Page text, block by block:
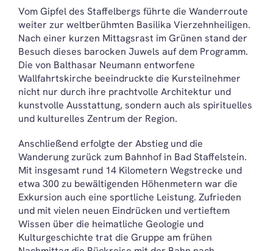
Vom Gipfel des Staffelbergs führte die Wanderroute
weiter zur weltberühmten Basilika Vierzehnheiligen.
Nach einer kurzen Mittagsrast im Grünen stand der
Besuch dieses barocken Juwels auf dem Programm.
Die von Balthasar Neumann entworfene
Wallfahrtskirche beeindruckte die Kursteilnehmer
nicht nur durch ihre prachtvolle Architektur und
kunstvolle Ausstattung, sondern auch als spirituelles
und kulturelles Zentrum der Region.
Anschließend erfolgte der Abstieg und die
Wanderung zurück zum Bahnhof in Bad Staffelstein.
Mit insgesamt rund 14 Kilometern Wegstrecke und
etwa 300 zu bewältigenden Höhenmetern war die
Exkursion auch eine sportliche Leistung. Zufrieden
und mit vielen neuen Eindrücken und vertieftem
Wissen über die heimatliche Geologie und
Kulturgeschichte trat die Gruppe am frühen